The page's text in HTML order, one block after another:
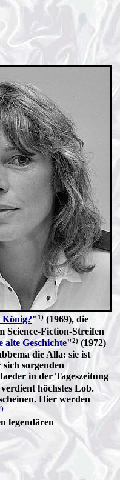
König?" 1) (1969), die
Science-Fiction-Streifen
alte Geschichte"2) (1972)
die Alla: sie ist
sorgenden
in der Tageszeitung
höchstes Lob.
Hier werden
legendären